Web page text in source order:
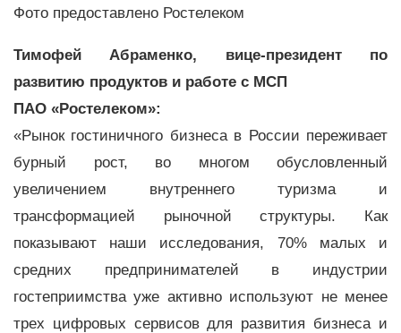
Фото предоставлено Ростелеком
Тимофей Абраменко, вице-президент по
развитию продуктов и работе с МСП
ПАО «Ростелеком»:
«Рынок гостиничного бизнеса в России переживает
бурный рост, во многом обусловленный
увеличением внутреннего туризма и
трансформацией рыночной структуры. Как
показывают наши исследования, 70% малых и
средних предпринимателей в индустрии
гостеприимства уже активно используют не менее
трех цифровых сервисов для развития бизнеса и